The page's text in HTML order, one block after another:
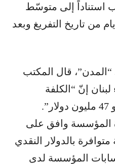
استناداً إلى متوسّط
الأسعار المسجّلة قبل 5 أيام من تاريخ التفريغ وبعد
قال المكتب
إنّ “الكلفة
التقديرية للشحنة تبلغ نحو 47 مليون دولار”.
المؤسسة وافق على
بالدولار النقدي
المؤسسة لدى